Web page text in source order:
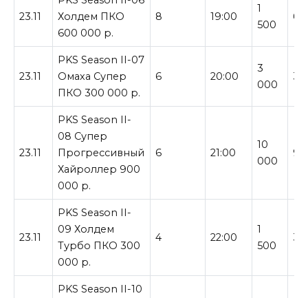
23.11
Холдем ПКО
600 000 р.
8 19:00
1
500
23.11
PKS Season II-07
Омаха Супер
ПКО 300 000 р.
6 20:00
3
000
23.11
PKS Season II-
08 Супер
Прогрессивный
Хайроллер 900
000 р.
6 21:00
10
000
23.11
PKS Season II-
09 Холдем
Турбо ПКО 300
000 р.
4 22:00
1
500
PKS Season II-10